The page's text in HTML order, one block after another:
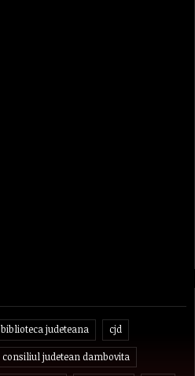
biblioteca judeteana cjd
consiliul judetean dambovita